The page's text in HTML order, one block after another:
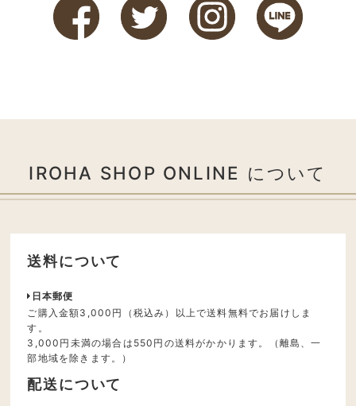
IROHA SHOP ONLINE について
送料について
日本郵便
ご購入金額3,000円（税込み）以上で送料無料でお届けしま
す。
3,000円未満の場合は550円の送料がかかります。（離島、一
部地域を除きます。）
配送について